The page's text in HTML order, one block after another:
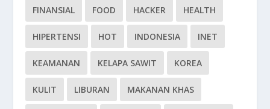
FINANSIAL FOOD HACKER HEALTH
HIPERTENSI HOT INDONESIA INET
KEAMANAN KELAPA SAWIT KOREA
KULIT LIBURAN MAKANAN KHAS